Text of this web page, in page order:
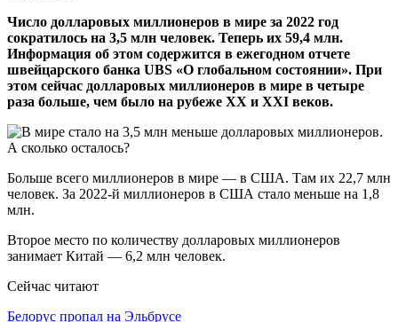
Число долларовых миллионеров в мире за 2022 год
сократилось на 3,5 млн человек. Теперь их 59,4 млн.
Информация об этом содержится в ежегодном отчете
швейцарского банка UBS «О глобальном состоянии». При
этом сейчас долларовых миллионеров в мире в четыре
раза больше, чем было на рубеже XX и XXI веков.
Больше всего миллионеров в мире — в США. Там их 22,7 млн
человек. За 2022-й миллионеров в США стало меньше на 1,8
млн.
Второе место по количеству долларовых миллионеров
занимает Китай — 6,2 млн человек.
Сейчас читают
Белорус пропал на Эльбрусе